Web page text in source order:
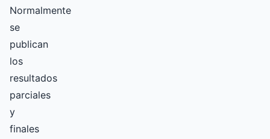
Normalmente
se
publican
los
resultados
parciales
y
finales